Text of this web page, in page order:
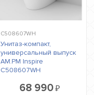
C508607WH
Унитаз-компакт,
универсальный выпуск
AM.PM Inspire
C508607WH
68 990 ₽